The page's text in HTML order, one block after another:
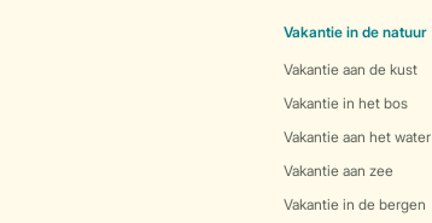
Vakantie in de natuur
Vakantie aan de kust
Vakantie in het bos
Vakantie aan het water
Vakantie aan zee
Vakantie in de bergen